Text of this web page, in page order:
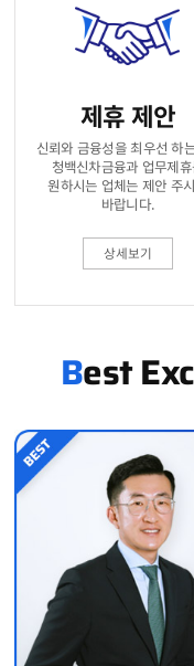
제휴 제안
신뢰와 금융성을 최우선 하
청백신차금융과 업무제
원하시는 업체는 제안 주
바랍니다.
상세보기
Best